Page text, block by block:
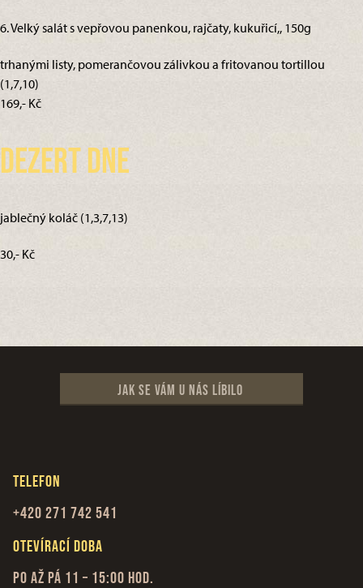
6. Velký salát s vepřovou panenkou, rajčaty, kukuřicí,, 150g
trhanými listy, pomerančovou zálivkou a fritovanou tortillou
(1,7,10)
169,- Kč
Dezert dne
jablečný koláč (1,3,7,13)
30,- Kč
Jak se vám u nás líbilo
Telefon
+420 271 742 541
Otevírací doba
Po až Pá 11 – 15:00 hod.